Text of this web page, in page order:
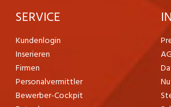
SERVICE
Kundenlogin
Inserieren
Firmen
Personalvermittler
Bewerber-Cockpit